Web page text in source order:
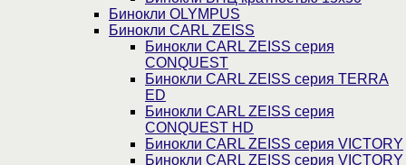
Бинокли OLYMPUS
Бинокли CARL ZEISS
Бинокли CARL ZEISS серия
CONQUEST
Бинокли CARL ZEISS серия TERRA
ED
Бинокли CARL ZEISS серия
CONQUEST HD
Бинокли CARL ZEISS серия VICTORY
Бинокли CARL ZEISS серия VICTORY